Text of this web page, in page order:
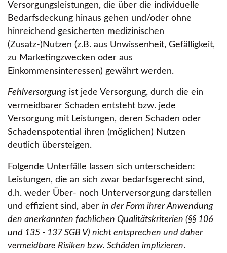
Versorgungsleistungen, die über die individuelle
Bedarfsdeckung hinaus gehen und/oder ohne
hinreichend gesicherten medizinischen
(Zusatz-)Nutzen (z.B. aus Unwissenheit, Gefälligkeit,
zu Marketingzwecken oder aus
Einkommensinteressen) gewährt werden.
Fehlversorgung ist jede Versorgung, durch die ein
vermeidbarer Schaden entsteht bzw. jede
Versorgung mit Leistungen, deren Schaden oder
Schadenspotential ihren (möglichen) Nutzen
deutlich übersteigen.
Folgende Unterfälle lassen sich unterscheiden:
Leistungen, die an sich zwar bedarfsgerecht sind,
d.h. weder Über- noch Unterversorgung darstellen
und effizient sind, aber in der Form ihrer Anwendung
den anerkannten fachlichen Qualitätskriterien (§§ 106
und 135 - 137 SGB V) nicht entsprechen und daher
vermeidbare Risiken bzw. Schäden implizieren.